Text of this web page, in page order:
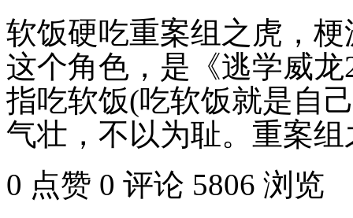
软饭硬吃重案组之虎，
这个角色，是《逃学威
指吃软饭(吃软饭就是自
气壮，不以为耻。重案
0 点赞 0 评论 5806 浏览